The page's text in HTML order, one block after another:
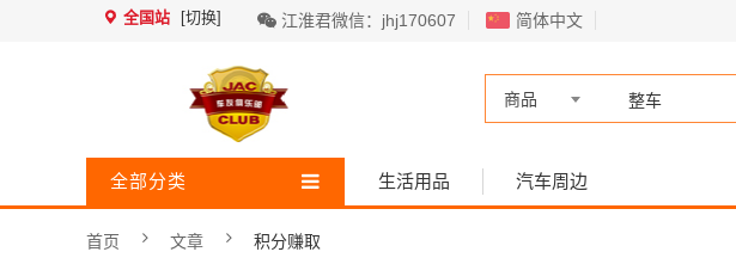
全国站 [切换] 江淮君微信：jhj170607 简体中文
商品
全部分类 生活用品 汽车周边
首页 文章 积分赚取